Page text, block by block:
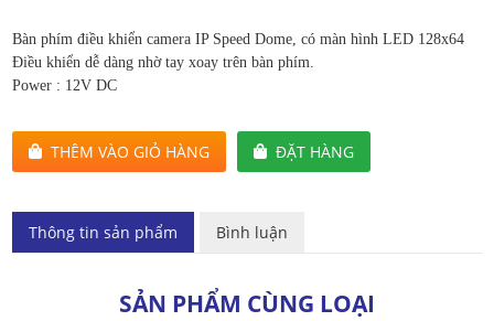
Bàn phím điều khiển camera IP Speed Dome, có màn hình LED 128x64
Điều khiển dễ dàng nhờ tay xoay trên bàn phím.
Power : 12V DC
THÊM VÀO GIỎ HÀNG ĐẶT HÀNG
Thông tin sản phẩm Bình luận
SẢN PHẨM CÙNG LOẠI